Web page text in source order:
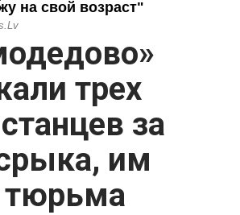
трех
за
им
тюрьма